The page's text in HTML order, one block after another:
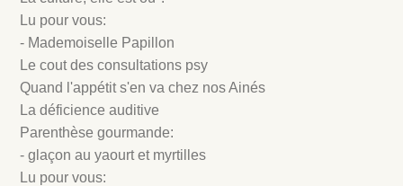
Lu pour vous:
- Mademoiselle Papillon
Le cout des consultations psy
Quand l'appétit s'en va chez nos Ainés
La déficience auditive
Parenthèse gourmande:
- glaçon au yaourt et myrtilles
Lu pour vous: